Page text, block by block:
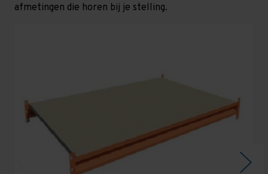
afmetingen die horen bij je stelling.